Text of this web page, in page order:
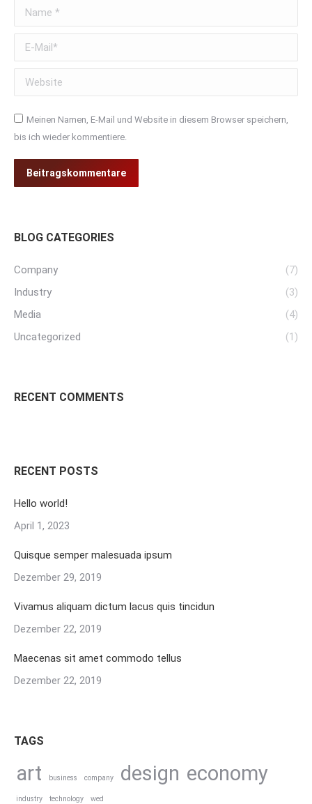
Name *
E-Mail *
Website
Meinen Namen, E-Mail und Website in diesem Browser speichern,
bis ich wieder kommentiere.
Beitragskommentare
BLOG CATEGORIES
Company
(7)
Industry
(3)
Media
(4)
Uncategorized
(1)
RECENT COMMENTS
RECENT POSTS
Hello world!
April 1, 2023
Quisque semper malesuada ipsum
Dezember 29, 2019
Vivamus aliquam dictum lacus quis tincidun
Dezember 22, 2019
Maecenas sit amet commodo tellus
Dezember 22, 2019
TAGS
art business company design economy
industry technology wed